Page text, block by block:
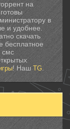
на
в
и удобнее.
скачать
бесплатное
смс
! Наш TG